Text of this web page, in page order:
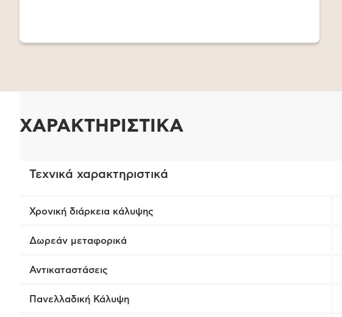
ΧΑΡΑΚΤΗΡΙΣΤΙΚΑ
Τεχνικά χαρακτηριστικά
Χρονική διάρκεια κάλυψης
Δωρεάν μεταφορικά
Αντικαταστάσεις
Πανελλαδική Κάλυψη